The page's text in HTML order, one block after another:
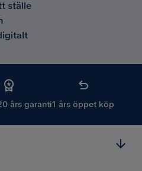
ställe
års garanti1 års öppet köp